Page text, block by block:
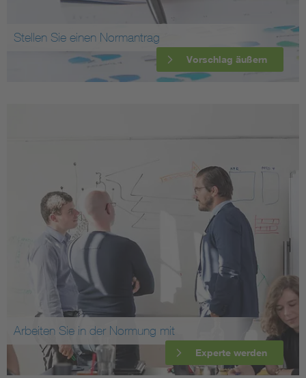
Stellen Sie einen Normantrag
Vorschlag äußern
Arbeiten Sie in der Normung mit
Experte werden